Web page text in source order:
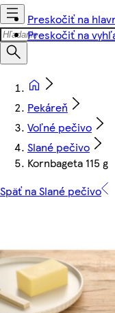
Preskočiť na
Preskočiť na
Pekáreň
Voľné pečivo
Slané pečivo
Kornbageta 115 g
Späť na Slané pečivo